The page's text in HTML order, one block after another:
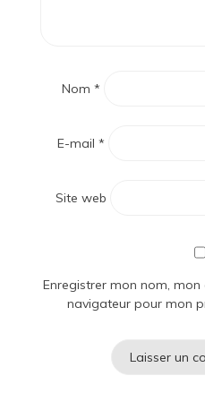
Nom *
E-mail *
Site web
Enregistrer mon nom,
navigateur pour mon